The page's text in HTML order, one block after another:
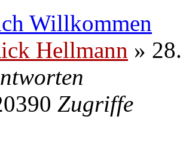
Willkommen
Hellmann »
Zugriffe